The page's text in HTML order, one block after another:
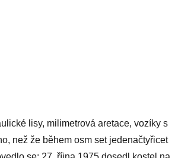
lisy, milimetrová aretace, vozíky s
než že během osm set jedenačtyřicet